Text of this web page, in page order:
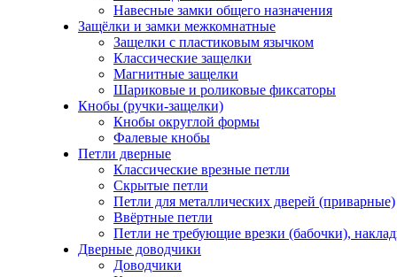
Навесные замки общего назначения
Защёлки и замки межкомнатные
Защелки с пластиковым язычком
Классические защелки
Магнитные защелки
Шариковые и роликовые фиксаторы
Кнобы (ручки-защелки)
Кнобы округлой формы
Фалевые кнобы
Петли дверные
Классические врезные петли
Скрытые петли
Петли для металлических дверей (приварные)
Ввёртные петли
Петли не требующие врезки (бабочки),
Дверные доводчики
Доводчики